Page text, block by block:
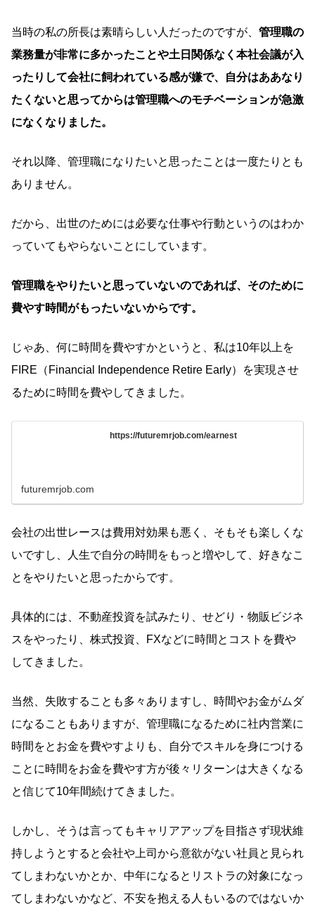
当時の私の所長は素晴らしい人だったのですが、 管理職の
業務量が非常に多かったことや土日関係なく本社会議が入
ったりして会社に飼われている感が嫌で、自分はああなり
たくないと思ってからは管理職へのモチベーションが急激
になくなりました。
それ以降、管理職になりたいと思ったことは一度たりとも
ありません。
だから、出世のためには必要な仕事や行動というのはわか
っていてもやらないことにしています。
管理職をやりたいと思っていないのであれば、そのために
費やす時間がもったいないからです。
じゃあ、何に時間を費やすかというと、私は10年以上を
FIRE（Financial Independence Retire Early）を実現させ
るために時間を費やしてきました。
https://futuremrjob.com/earnest
futuremrjob.com
会社の出世レースは費用対効果も悪く、そもそも楽しくな
いですし、人生で自分の時間をもっと増やして、好きなこ
とをやりたいと思ったからです。
具体的には、不動産投資を試みたり、せどり・物販ビジネ
スをやったり、株式投資、FXなどに時間とコストを費や
してきました。
当然、失敗することも多々ありますし、時間やお金がムダ
になることもありますが、管理職になるために社内営業に
時間をとお金を費やすよりも、自分でスキルを身につける
ことに時間をお金を費やす方が後々リターンは大きくなる
と信じて10年間続けてきました。
しかし、そうは言ってもキャリアアップを目指さず現状維
持しようとすると会社や上司から意欲がない社員と見られ
てしまわないかとか、中年になるとリストラの対象になっ
てしまわないかなど、不安を抱える人もいるのではないか